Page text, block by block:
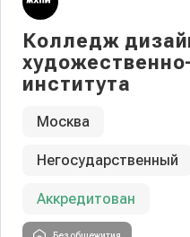
Колледж
института
Москва
Негосударственный
Аккредитован